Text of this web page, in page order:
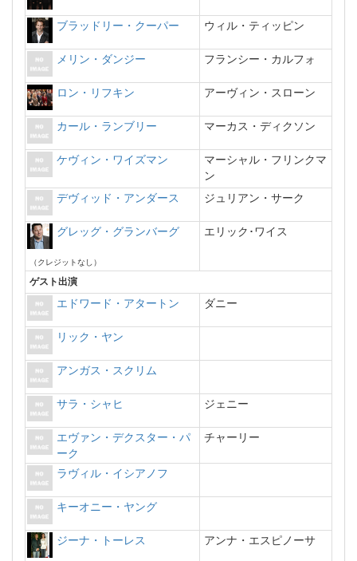
ブラッドリー・クーパー ウィル・ティッピン
メリン・ダンジー フランシー・カルフォ
ロン・リフキン アーヴィン・スローン
カール・ランブリー マーカス・ディクソン
ケヴィン・ワイズマン
マーシャル・フリンクマ
ン
デヴィッド・アンダース
ジュリアン・サーク
グレッグ・グランバーグ
（クレジットなし）
エリック･ワイス
ゲスト出演
エドワード・アタートン ダニー
リック・ヤン
アンガス・スクリム
サラ・シャヒ ジェニー
エヴァン・デクスター・パ
ーク
チャーリー
ラヴィル・イシアノフ
キーオニー・ヤング
ジーナ・トーレス アンナ・エスピノーサ